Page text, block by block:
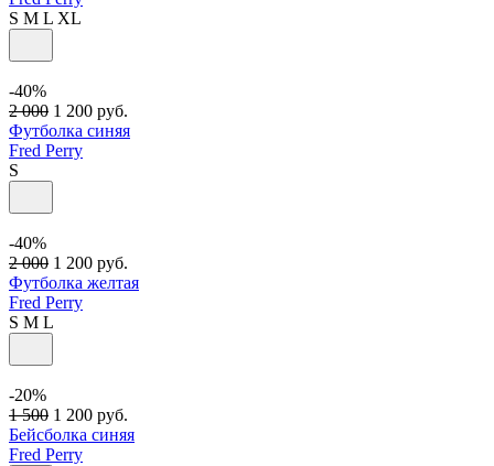
S M L XL
-40%
2 000 1 200 руб.
Футболка синяя
Fred Perry
S
-40%
2 000 1 200 руб.
Футболка желтая
Fred Perry
S M L
-20%
1 500 1 200 руб.
Бейсболка синяя
Fred Perry